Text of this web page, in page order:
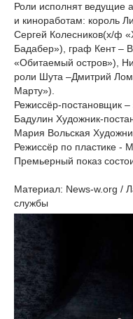
Роли исполнят ведущие
и киноработам: король
Сергей Колесников(х/ф
Бадабер»), граф Кент –
«Обитаемый остров»),
роли Шута –Дмитрий
Марту»).
Режиссёр-постановщик
Бадулин Художник-
Мария Вольская
Режиссёр по пластике -
Премьерный показ
Материал: News-w.org /
службы